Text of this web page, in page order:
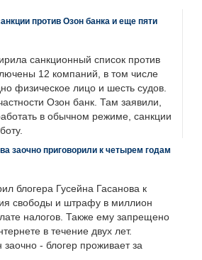
против Озон банка и еще пяти
санкционный список против
12 компаний, в том числе
физическое лицо и шесть судов.
Озон банк. Там заявили,
в обычном режиме, санкции
заочно приговорили к четырем годам
блогера Гусейна Гасанова к
свободы и штрафу в миллион
налогов. Также ему запрещено
в течение двух лет.
- блогер проживает за